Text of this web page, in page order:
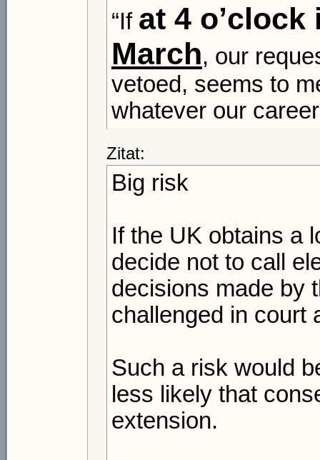
“If at 4
March, our
vetoed, seems to
whatever our
Zitat:
Big risk
If the UK obtains a
decide not to call
decisions made by
challenged in court
Such a risk would
less likely that
extension.